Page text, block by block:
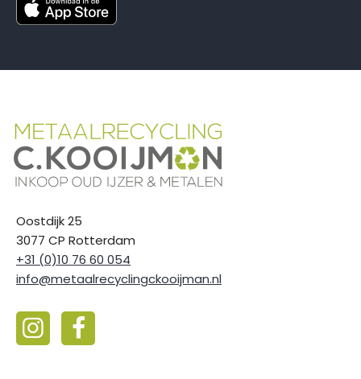
Oostdijk 25
3077 CP Rotterdam
+31 (0)10 76 60 054
info@metaalrecyclingckooijman.nl